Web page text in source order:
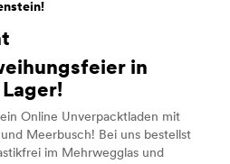
in
Online Unverpacktladen mit
Meerbusch! Bei uns bestellst
im Mehrwegglas und